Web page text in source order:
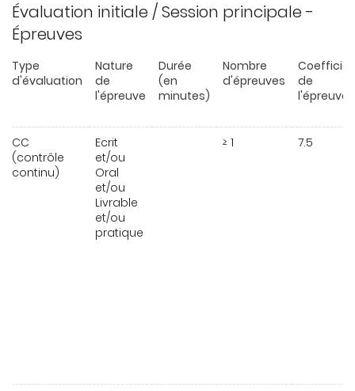
Évaluation initiale / Session principale -
Épreuves
Type
d'évaluation
Nature
de
l'épreuve
Durée
(en
minutes)
Nombre
d'épreuves
de
l'épreuve
CC
(contrôle
continu)
Ecrit
et/ou
Oral
et/ou
Livrable
et/ou
pratique
≥ 1 7.5